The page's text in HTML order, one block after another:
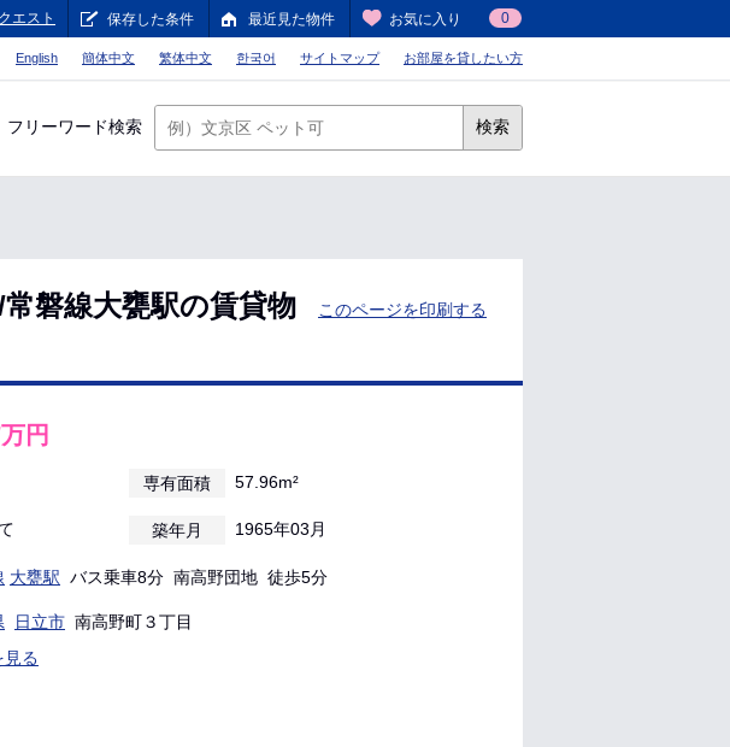
エスト 保存した条件 最近見た物件 お気に入り 0
English 簡体中文 繁体中文 한국어 サイトマップ お部屋を貸したい方
フリーワード検索 検索
磐線大甕駅の賃貸物
このページを印刷する
円
専有面積 57.96m²
築年月 1965年03月
大甕駅 バス乗車8分 南高野団地 徒歩5分
日立市 南高野町３丁目
見る